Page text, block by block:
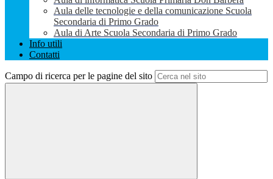
Aula delle tecnologie e della comunicazione Scuola
Secondaria di Primo Grado
Aula di Arte Scuola Secondaria di Primo Grado
Info utili
Contatti
Campo di ricerca per le pagine del sito